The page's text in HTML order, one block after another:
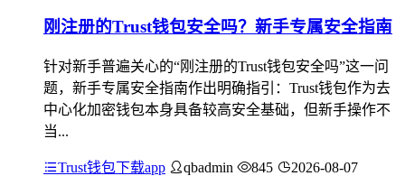
刚注册的Trust钱包安全吗？新手专属安全指南
针对新手普遍关心的“刚注册的Trust钱包安全吗”这一问
题，新手专属安全指南作出明确指引：Trust钱包作为去
中心化加密钱包本身具备较高安全基础，但新手操作不
当...
Trust钱包下载app qbadmin 845 2026-08-07